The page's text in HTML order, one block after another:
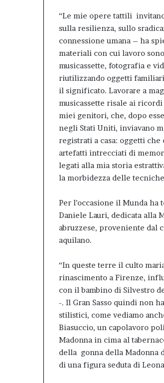
“Le mie opere tattili
sulla resilienza, sullo
connessione umana – ha
materiali con cui lavoro
musicassette, fotografia e
riutilizzando oggetti
il significato. Lavorare a
musicassette risale ai ricordi
miei genitori, che, dopo
negli Stati Uniti, inviavano
registrati a casa: oggetti che
artefatti intrecciati di
legati alla mia storia
la morbidezza delle
Per l’occasione il Munda ha
Daniele Lauri, dedicata alla
abruzzese, proveniente dal
aquilano.
“In queste terre il culto
rinascimento a Firenze,
con il bambino di Silvestro
-. Il Gran Sasso quindi non
stilistici, come vediamo
Biasuccio, un capolavoro
Madonna in cima al
della gonna della
di una figura seduta di